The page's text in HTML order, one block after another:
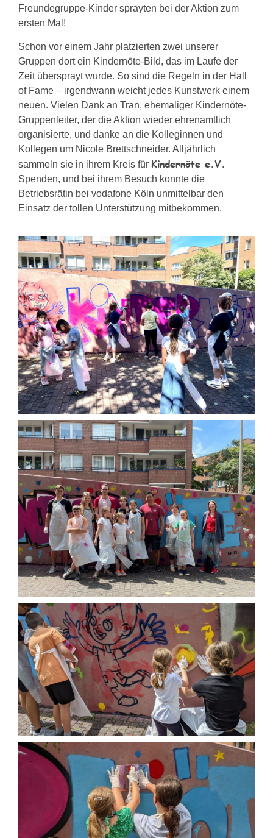
Freundegruppe-Kinder sprayten bei der Aktion zum
ersten Mal!
Schon vor einem Jahr platzierten zwei unserer
Gruppen dort ein Kindernöte-Bild, das im Laufe der
Zeit übersprayt wurde. So sind die Regeln in der Hall
of Fame – irgendwann weicht jedes Kunstwerk einem
neuen. Vielen Dank an Tran, ehemaliger Kindernöte-
Gruppenleiter, der die Aktion wieder ehrenamtlich
organisierte, und danke an die Kolleginnen und
Kollegen um Nicole Brettschneider. Alljährlich
sammeln sie in ihrem Kreis für Kindernöte e.V.
Spenden, und bei ihrem Besuch konnte die
Betriebsrätin bei vodafone Köln unmittelbar den
Einsatz der tollen Unterstützung mitbekommen.